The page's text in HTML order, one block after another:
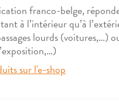
franco-belge,
à l’intérieur qu’à
lourds (voitures,…)
sur l'e-shop